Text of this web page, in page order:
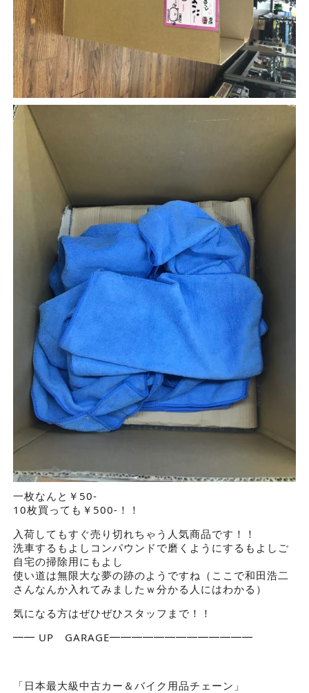
一枚なんと￥50-
10枚買っても￥500-！！
入荷してもすぐ売り切れちゃう人気商品です！！
洗車するもよしコンパウンドで磨くようにするもよしご
自宅の掃除用にもよし
使い道は無限大な夢の跡のようですね（ここで和田浩二
さんなんか入れてみましたｗ分かる人にはわかる）
気になる方はぜひぜひスタッフまで！！
━━ UP GARAGE━━━━━━━━━━━━━
「日本最大級中古カー＆バイク用品チェーン」